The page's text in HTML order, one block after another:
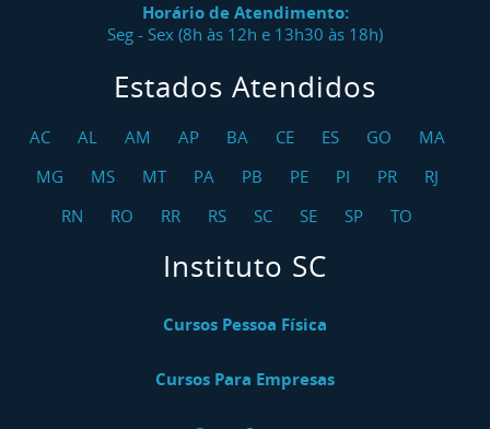
Horário de Atendimento:
Seg - Sex (8h às 12h e 13h30 às 18h)
Estados Atendidos
AC AL AM AP BA CE ES GO
MA
MG
MS MT PA PB PE PI PR
RJ
RN
RO RR RS SC SE SP TO
Instituto SC
Cursos Pessoa Física
Cursos Para Empresas